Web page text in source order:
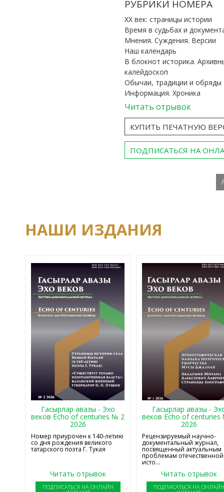
РУБРИКИ НОМЕРА
ХХ век: страницы истории
Время в судьбах и
Мнения. Суждения. Версии
Наш календарь
В блокнот историка.
калейдоскоп
Обычаи, традиции и обряды
Информация. Хроника
Читать отрывок
КУПИТЬ ПЕЧАТНУЮ
ПОДПИСАТЬСЯ НА
НАШИ ИЗДАНИЯ
Гасырлар авазы - Эхо
веков Echo of centuries № 2
2026
Номер приурочен к 140-летию
со дня рождения великого
татарского поэта Г. Тукая
Читать отрывок
ПОДПИСАТЬСЯ НА ОНЛАЙН
Гасырлар авазы -
веков Echo of
2026
Рецензируемый научно-
документальный журнал,
посвященный актуальным
проблемам отечественной
исто...
Читать отрывок
ПОДПИСАТЬСЯ НА